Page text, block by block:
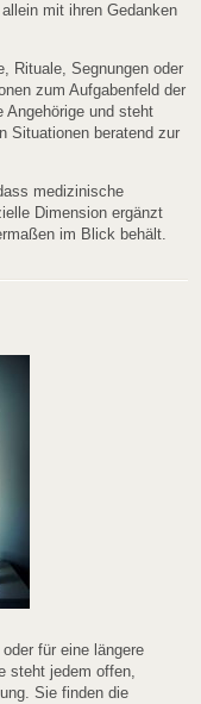
mit ihren Gedanken
Rituale, Segnungen oder
zum Aufgabenfeld der
Angehörige und steht
Situationen beratend zur
medizinische
Dimension ergänzt
im Blick behält.
für eine längere
steht jedem offen,
Sie finden die